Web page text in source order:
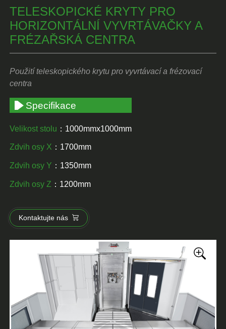
TELESKOPICKÉ KRYTY PRO
HORIZONTÁLNÍ VYVRTÁVAČKY A
FRÉZAŘSKÁ CENTRA
Použití teleskopického krytu pro vyvrtávací a frézovací
centra
Specifikace
Velikost stolu ：1000mmx1000mm
Zdvih osy X ：1700mm
Zdvih osy Y ：1350mm
Zdvih osy Z ：1200mm
Kontaktujte nás